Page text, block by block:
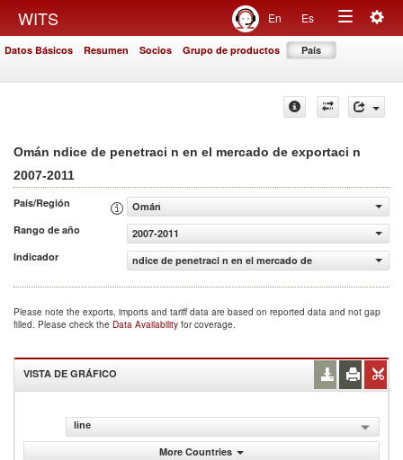
WITS En Es
Toggle
Datos Básicos Resumen Socios Grupo de productos País
Omán ndice de penetraci n en el mercado de exportaci n
2007-2011
País/Región
Omán
Rango de año
2007-2011
Indicador
ndice de penetraci n en el mercado de exportaci n
Please note the exports, imports and tariff data are based on reported data and not gap
filled. Please check the Data Availability for coverage.
VISTA DE GRÁFICO
line
More Countries